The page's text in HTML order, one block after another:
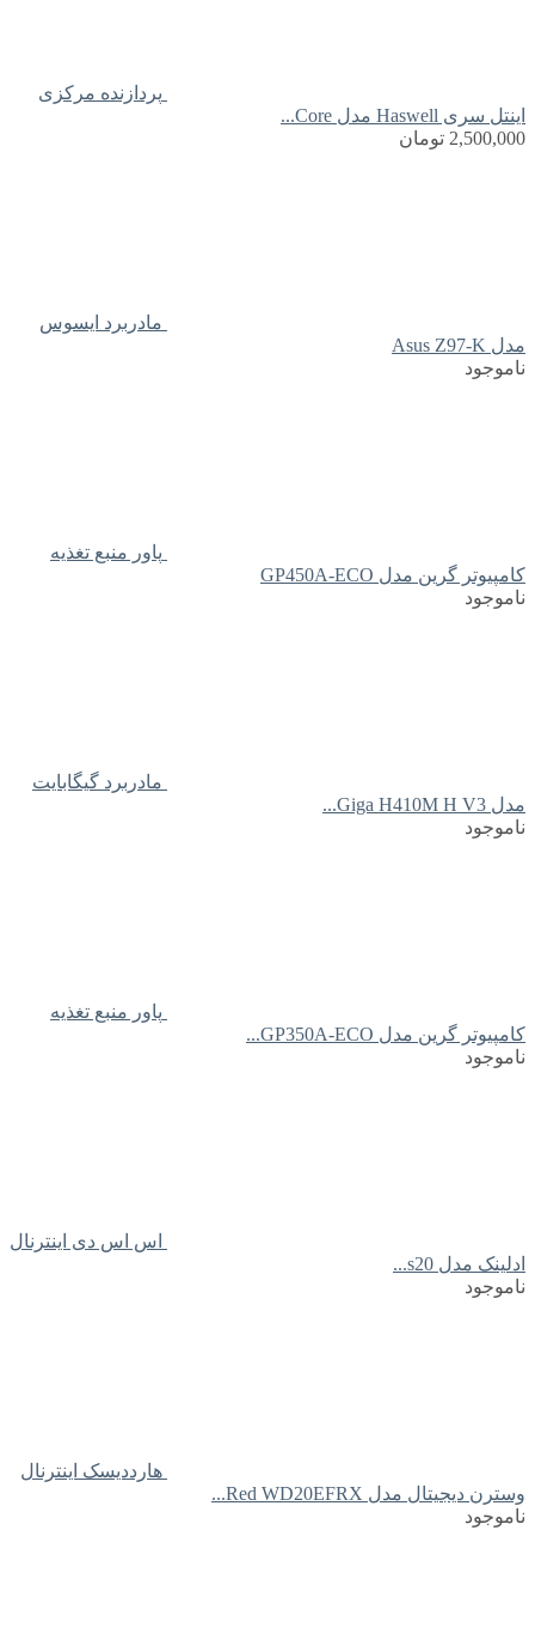
پردازنده مرکزی
اینتل سری Haswell مدل Core...
2,500,000 تومان
مادربرد ایسوس
مدل Asus Z97-K
ناموجود
پاور منبع تغذیه
کامپیوتر گرین مدل GP450A-ECO
ناموجود
مادربرد گیگابایت
مدل Giga H410M H V3...
ناموجود
پاور منبع تغذیه
کامپیوتر گرین مدل GP350A-ECO...
ناموجود
اس اس دی اینترنال
ادلینک مدل s20...
ناموجود
هارددیسک اینترنال
وسترن دیجیتال مدل Red WD20EFRX...
ناموجود